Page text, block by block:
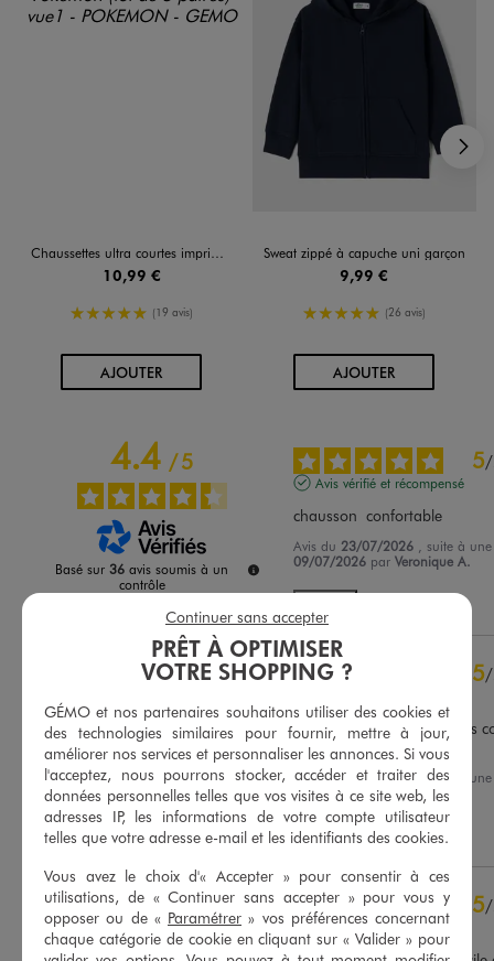
Chaussettes ultra courtes imprimées garçon - Pokémon (lot de 5 paires)
10,99 €
5/5 de moyenne
(19 avis)
AJOUTERAU PANIER
Sweat zippé à capuche uni garçon
9,99 €
5/5 de moyenne
(26 avis)
AJOUTERAU PANIER
4.4/5
Basé sur 36 avis soumis à un
contrôle
23
8
étoiles
2étoiles
1
étoile
Trier les avis
5/
Avis vérifié et récompensé
chausson  confortable
Avis du 23/07/2026 , suite à
09/07/2026 parVeronique A.
5/
Bon maintient du pied. Très
les adore.
Avis du25/05/2026
, suite à
12/05/2026 par Delphine L.
Utile(0) Signaler
5/
Avis vérifié et récompensé
PRÊT À OPTIMISER
VOTRE SHOPPING ?
GÉMO et nos partenaires souhaitons utiliser des cookies et
des technologies similaires pour fournir, mettre à jour,
améliorer nos services et personnaliser les annonces. Si vous
l'acceptez, nous pourrons stocker, accéder et traiter des
données personnelles telles que vos visites à ce site web, les
adresses IP, les informations de votre compte utilisateur
telles que votre adresse e-mail et les identifiants des cookies.
Vous avez le choix d'« Accepter » pour consentir à ces
utilisations, de « Continuer sans accepter » pour vous y
opposer ou de « Paramétrer » vos préférences concernant
chaque catégorie de cookie en cliquant sur « Valider » pour
Continuer sans accepter